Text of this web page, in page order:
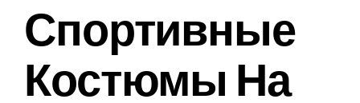
Спортивные
Костюмы На